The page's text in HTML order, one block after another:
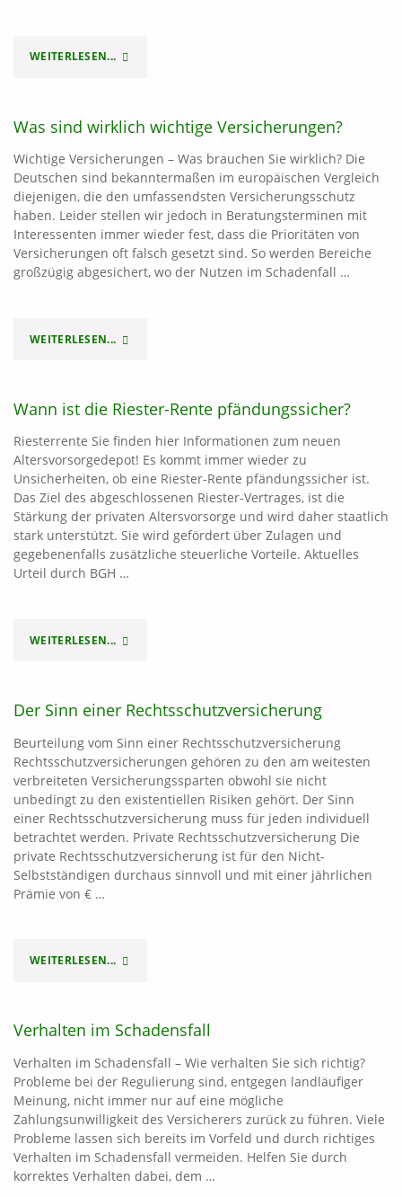
WEITERLESEN... "VORSORGEVOLLMACHT
SELBSTBESTIMMT
VORSORGEN"
Was sind wirklich wichtige Versicherungen?
Wichtige Versicherungen – Was brauchen Sie wirklich? Die
Deutschen sind bekanntermaßen im europäischen Vergleich
diejenigen, die den umfassendsten Versicherungsschutz
haben. Leider stellen wir jedoch in Beratungsterminen mit
Interessenten immer wieder fest, dass die Prioritäten von
Versicherungen oft falsch gesetzt sind. So werden Bereiche
großzügig abgesichert, wo der Nutzen im Schadenfall …
WEITERLESEN... "WAS
WIRKLICH
WICHTIGE
VERSICHERUNGEN?"
Wann ist die Riester-Rente pfändungssicher?
Riesterrente Sie finden hier Informationen zum neuen
Altersvorsorgedepot! Es kommt immer wieder zu
Unsicherheiten, ob eine Riester-Rente pfändungssicher ist.
Das Ziel des abgeschlossenen Riester-Vertrages, ist die
Stärkung der privaten Altersvorsorge und wird daher staatlich
stark unterstützt. Sie wird gefördert über Zulagen und
gegebenenfalls zusätzliche steuerliche Vorteile. Aktuelles
Urteil durch BGH …
WEITERLESEN... "WANN
DIE
RIESTER-
RENTE
PFÄNDUNGSSICHER?"
Der Sinn einer Rechtsschutzversicherung
Beurteilung vom Sinn einer Rechtsschutzversicherung
Rechtsschutzversicherungen gehören zu den am weitesten
verbreiteten Versicherungssparten obwohl sie nicht
unbedingt zu den existentiellen Risiken gehört. Der Sinn
einer Rechtsschutzversicherung muss für jeden individuell
betrachtet werden. Private Rechtsschutzversicherung Die
private Rechtsschutzversicherung ist für den Nicht-
Selbstständigen durchaus sinnvoll und mit einer jährlichen
Prämie von € …
WEITERLESEN... "DER
EINER
RECHTSSCHUTZVERSICHERUNG"
Verhalten im Schadensfall
Verhalten im Schadensfall – Wie verhalten Sie sich richtig?
Probleme bei der Regulierung sind, entgegen landläufiger
Meinung, nicht immer nur auf eine mögliche
Zahlungsunwilligkeit des Versicherers zurück zu führen. Viele
Probleme lassen sich bereits im Vorfeld und durch richtiges
Verhalten im Schadensfall vermeiden. Helfen Sie durch
korrektes Verhalten dabei, dem …